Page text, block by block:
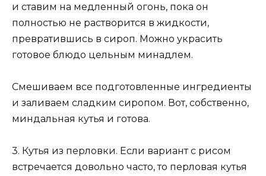
и ставим на медленный огонь, пока он
полностью не растворится в жидкости,
превратившись в сироп. Можно украсить
готовое блюдо цельным минадлем.
Смешиваем все подготовленные ингредиенты
и заливаем сладким сиропом. Вот, собственно,
миндальная кутья и готова.
3. Кутья из перловки. Если вариант с рисом
встречается довольно часто, то перловая кутья